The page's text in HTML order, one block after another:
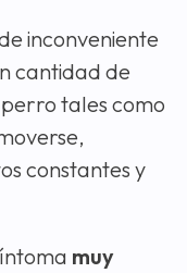
inconveniente
cantidad de
tales como
constantes y
muy